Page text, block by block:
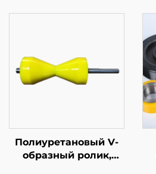
Полиуретановый V-
образный ролик,